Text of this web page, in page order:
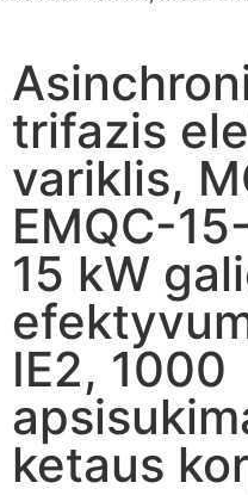
trifazis
variklis,
EMQC-
15 kW
IE2, 1000
ketaus